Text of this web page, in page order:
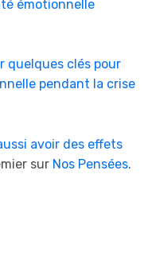
émotionnelle
quelques clés pour
pendant la crise
avoir des effets
sur Nos Pensées.